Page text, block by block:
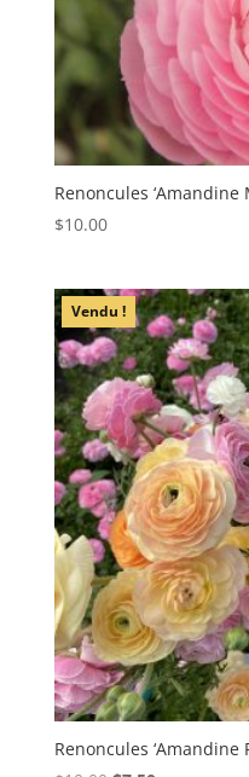
Renoncules ‘Amandine
$10.00
Vendu !
Renoncules ‘Amandine